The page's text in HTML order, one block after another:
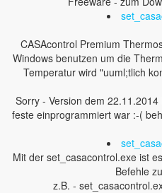
CASAcontrol Premium
Windows benutzen um die
Temperatur wird "uuml;tlich
Sorry - Version dem
feste einprogrammiert war :-(
Mit der set_casacontrol.exe ist
Befehle
z.B. -